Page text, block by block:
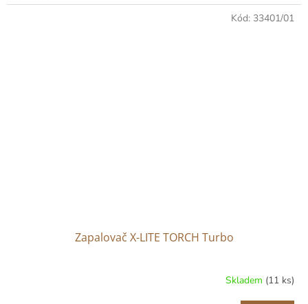
Zapalovač X-LITE TORCH Turbo
Skladem (11 ks)
Kód: 33401/01